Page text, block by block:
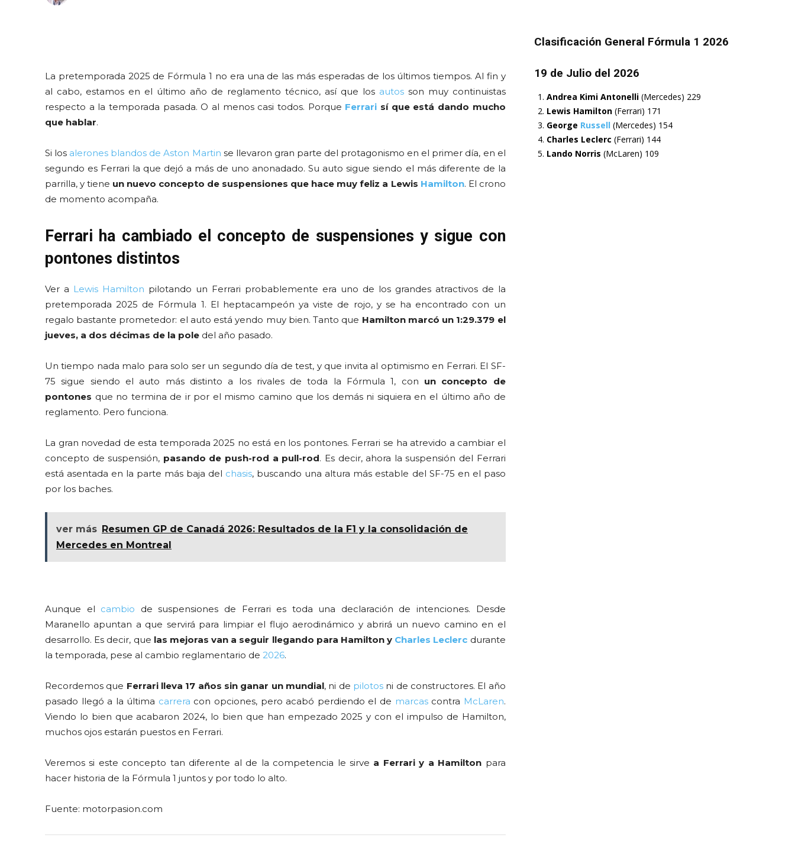
La pretemporada 2025 de Fórmula 1 no era una de las más esperadas de los últimos tiempos. Al fin y
al cabo, estamos en el último año de reglamento técnico, así que los autosson muy continuistas
respecto a la temporada pasada. O al menos casi todos. Porque Ferrari sí que está dando mucho
que hablar.
Si los alerones blandos de Aston Martin se llevaron gran parte del protagonismo en el primer día, en el
segundo es Ferrari la que dejó a más de uno anonadado. Su auto sigue siendo el más diferente de la
parrilla, y tiene un nuevo concepto de suspensiones que hace muy feliz a Lewis Hamilton. El crono
de momento acompaña.
Ferrari ha cambiado el concepto de suspensiones y sigue con
pontones distintos
Ver a Lewis Hamilton pilotando un Ferrari probablemente era uno de los grandes atractivos de la
pretemporada 2025 de Fórmula 1. El heptacampeón ya viste de rojo, y se ha encontrado con un
regalo bastante prometedor: el auto está yendo muy bien. Tanto que Hamilton marcó un 1:29.379 el
jueves, a dos décimas de la pole del año pasado.
Un tiempo nada malo para solo ser un segundo día de test, y que invita al optimismo en Ferrari. El SF-
75 sigue siendo el auto más distinto a los rivales de toda la Fórmula 1, con un concepto de
pontones que no termina de ir por el mismo camino que los demás ni siquiera en el último año de
reglamento. Pero funciona.
La gran novedad de esta temporada 2025 no está en los pontones. Ferrari se ha atrevido a cambiar el
concepto de suspensión, pasando de push-rod a pull-rod. Es decir, ahora la suspensión del Ferrari
está asentada en la parte más baja del chasis, buscando una altura más estable del SF-75 en el paso
por los baches.
ver más Resumen GP de Canadá 2026: Resultados de la F1 y la consolidación de
Mercedes en Montreal
Aunque el cambio de suspensiones de Ferrari es toda una declaración de intenciones. Desde
Maranello apuntan a que servirá para limpiar el flujo aerodinámico y abrirá un nuevo camino en el
desarrollo. Es decir, que las mejoras van a seguir llegando para Hamilton y Charles Leclerc durante
la temporada, pese al cambio reglamentario de 2026.
Recordemos que Ferrari lleva 17 años sin ganar un mundial, ni de pilotos ni de constructores. El año
pasado llegó a la última carrera con opciones, pero acabó perdiendo el de marcascontra McLaren.
Viendo lo bien que acabaron 2024, lo bien que han empezado 2025 y con el impulso de Hamilton,
muchos ojos estarán puestos en Ferrari.
Veremos si este concepto tan diferente al de la competencia le sirve a Ferrari y a Hamilton para
hacer historia de la Fórmula 1 juntos y por todo lo alto.
Fuente: motorpasion.com
Clasificación General Fórmula 1 2026
19 de Julio del 2026
Andrea Kimi Antonelli (Mercedes) 229
Lewis Hamilton (Ferrari) 171
George Russell (Mercedes) 154
Charles Leclerc (Ferrari) 144
Lando Norris (McLaren) 109